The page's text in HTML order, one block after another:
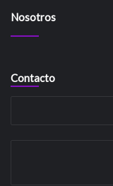
Nosotros
Contacto